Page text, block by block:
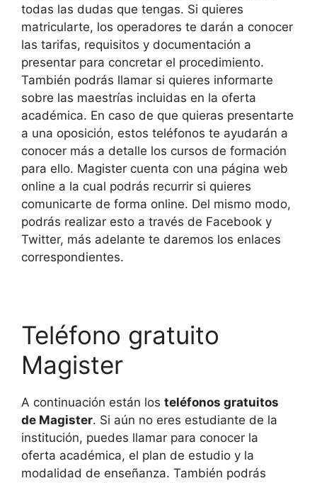
todas las dudas que tengas. Si quieres
matricularte, los operadores te darán a conocer
las tarifas, requisitos y documentación a
presentar para concretar el procedimiento.
También podrás llamar si quieres informarte
sobre las maestrías incluidas en la oferta
académica. En caso de que quieras presentarte
a una oposición, estos teléfonos te ayudarán a
conocer más a detalle los cursos de formación
para ello. Magister cuenta con una página web
online a la cual podrás recurrir si quieres
comunicarte de forma online. Del mismo modo,
podrás realizar esto a través de Facebook y
Twitter, más adelante te daremos los enlaces
correspondientes.
Teléfono gratuito
Magister
A continuación están los teléfonos gratuitos
de Magister. Si aún no eres estudiante de la
institución, puedes llamar para conocer la
oferta académica, el plan de estudio y la
modalidad de enseñanza. También podrás